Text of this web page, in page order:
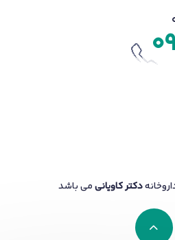
دکتر کاویانیمی باشد